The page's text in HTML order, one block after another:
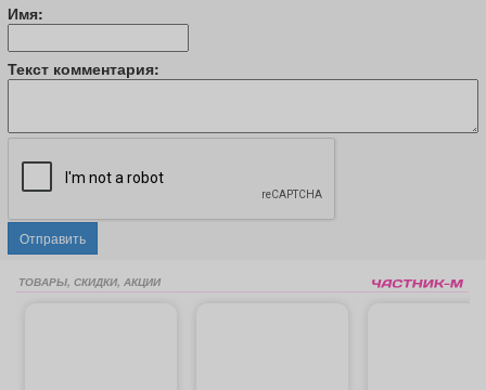
Имя:
Текст комментария:
Отправить
ТОВАРЫ, СКИДКИ, АКЦИИ